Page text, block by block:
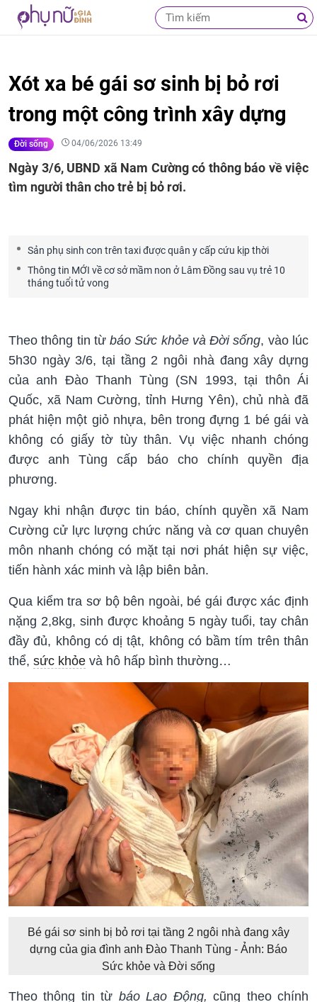
Xót xa bé gái sơ sinh bị bỏ rơi
trong một công trình xây dựng
Đời sống 04/06/2026 13:49
Ngày 3/6, UBND xã Nam Cường có thông báo về việc
tìm người thân cho trẻ bị bỏ rơi.
Sản phụ sinh con trên taxi được quân y cấp cứu kịp thời
Thông tin MỚI về cơ sở mầm non ở Lâm Đồng sau vụ trẻ 10
tháng tuổi tử vong
Theo thông tin từbáo Sức khỏe và Đời sống, vào lúc
5h30 ngày 3/6, tại tầng 2 ngôi nhà đang xây dựng
của anh Đào Thanh Tùng (SN 1993, tại thôn Ái
Quốc, xã Nam Cường, tỉnh Hưng Yên), chủ nhà đã
phát hiện một giỏ nhựa, bên trong đựng 1 bé gái và
không có giấy tờ tùy thân. Vụ việc nhanh chóng
được anh Tùng cấp báo cho chính quyền địa
phương.
Ngay khi nhận được tin báo, chính quyền xã Nam
Cường cử lực lượng chức năng và cơ quan chuyên
môn nhanh chóng có mặt tại nơi phát hiện sự việc,
tiến hành xác minh và lập biên bản.
Qua kiểm tra sơ bộ bên ngoài, bé gái được xác định
nặng 2,8kg, sinh được khoảng 5 ngày tuổi, tay chân
đầy đủ, không có dị tật, không có bầm tím trên thân
thể, sức khỏe và hô hấp bình thường…
Bé gái sơ sinh bị bỏ rơi tại tầng 2 ngôi nhà đang xây
dựng của gia đình anh Đào Thanh Tùng - Ảnh: Báo
Sức khỏe và Đời sống
Theo thông tin từ báo Lao Động, cũng theo chính